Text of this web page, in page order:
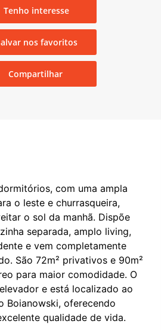
Tenho interesse
nos favoritos
Compartilhar
com uma ampla
o leste e churrasqueira,
o sol da manhã. Dispõe
separada, amplo living,
e vem completamente
São 72m² privativos e 90m²
para maior comodidade. O
e está localizado ao
Boianowski, oferecendo